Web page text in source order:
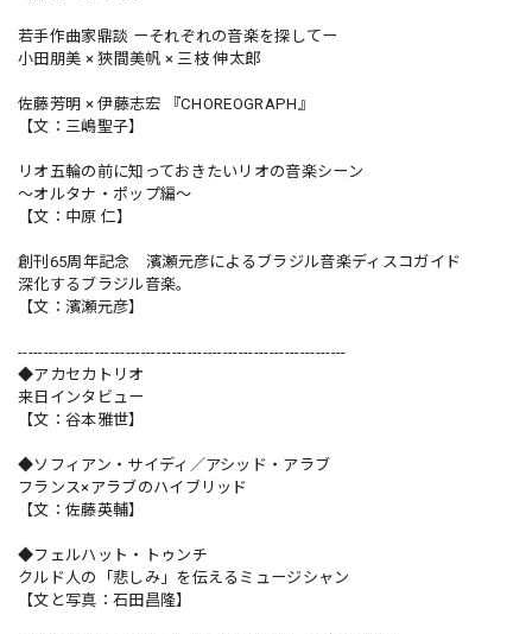
若手作曲家鼎談 ーそれぞれの音楽を探してー
小田朋美 × 狹間美帆 × 三枝 伸太郎
佐藤芳明 × 伊藤志宏 『CHOREOGRAPH』
【文：三嶋聖子】
リオ五輪の前に知っておきたいリオの音楽シーン
〜オルタナ・ポップ編〜
【文：中原 仁】
創刊65周年記念 濱瀬元彦によるブラジル音楽ディスコガイド
深化するブラジル音楽。
【文：濱瀬元彦】
----------------------------------------------------------------
◆アカセカトリオ
来日インタビュー
【文：谷本雅世】
◆ソフィアン・サイディ／アシッド・アラブ
フランス×アラブのハイブリッド
【文：佐藤英輔】
◆フェルハット・トゥンチ
クルド人の「悲しみ」を伝えるミュージシャン
【文と写真：石田昌隆】